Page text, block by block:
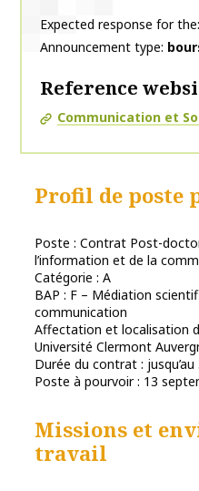
Expected response for the
Announcement type
Reference
Communication et
Profil de poste
Poste : Contrat Post-
l’information et de la
Catégorie : A
BAP : F – Médiation
communication
Affectation et localisation
Université Clermont
Durée du contrat :
Poste à pourvoir : 13
Missions et
travail